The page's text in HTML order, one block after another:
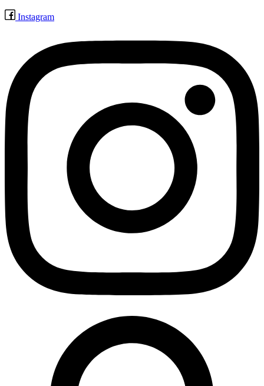
Instagram